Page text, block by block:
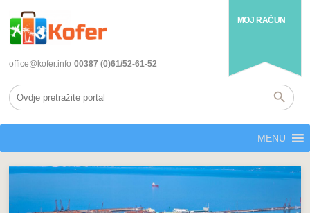
MOJ RAČUN
office@kofer.info 00387 (0)61/52-61-52
MENU